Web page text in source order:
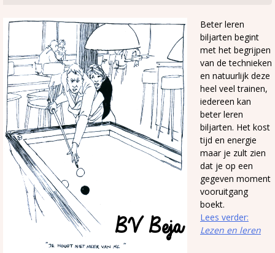
Beter leren
biljarten begint
met het begrijpen
van de technieken
en natuurlijk deze
heel veel trainen,
iedereen kan
beter leren
biljarten. Het kost
tijd en energie
maar je zult zien
dat je op een
gegeven moment
vooruitgang
boekt.
Lees verder:
Lezen en leren